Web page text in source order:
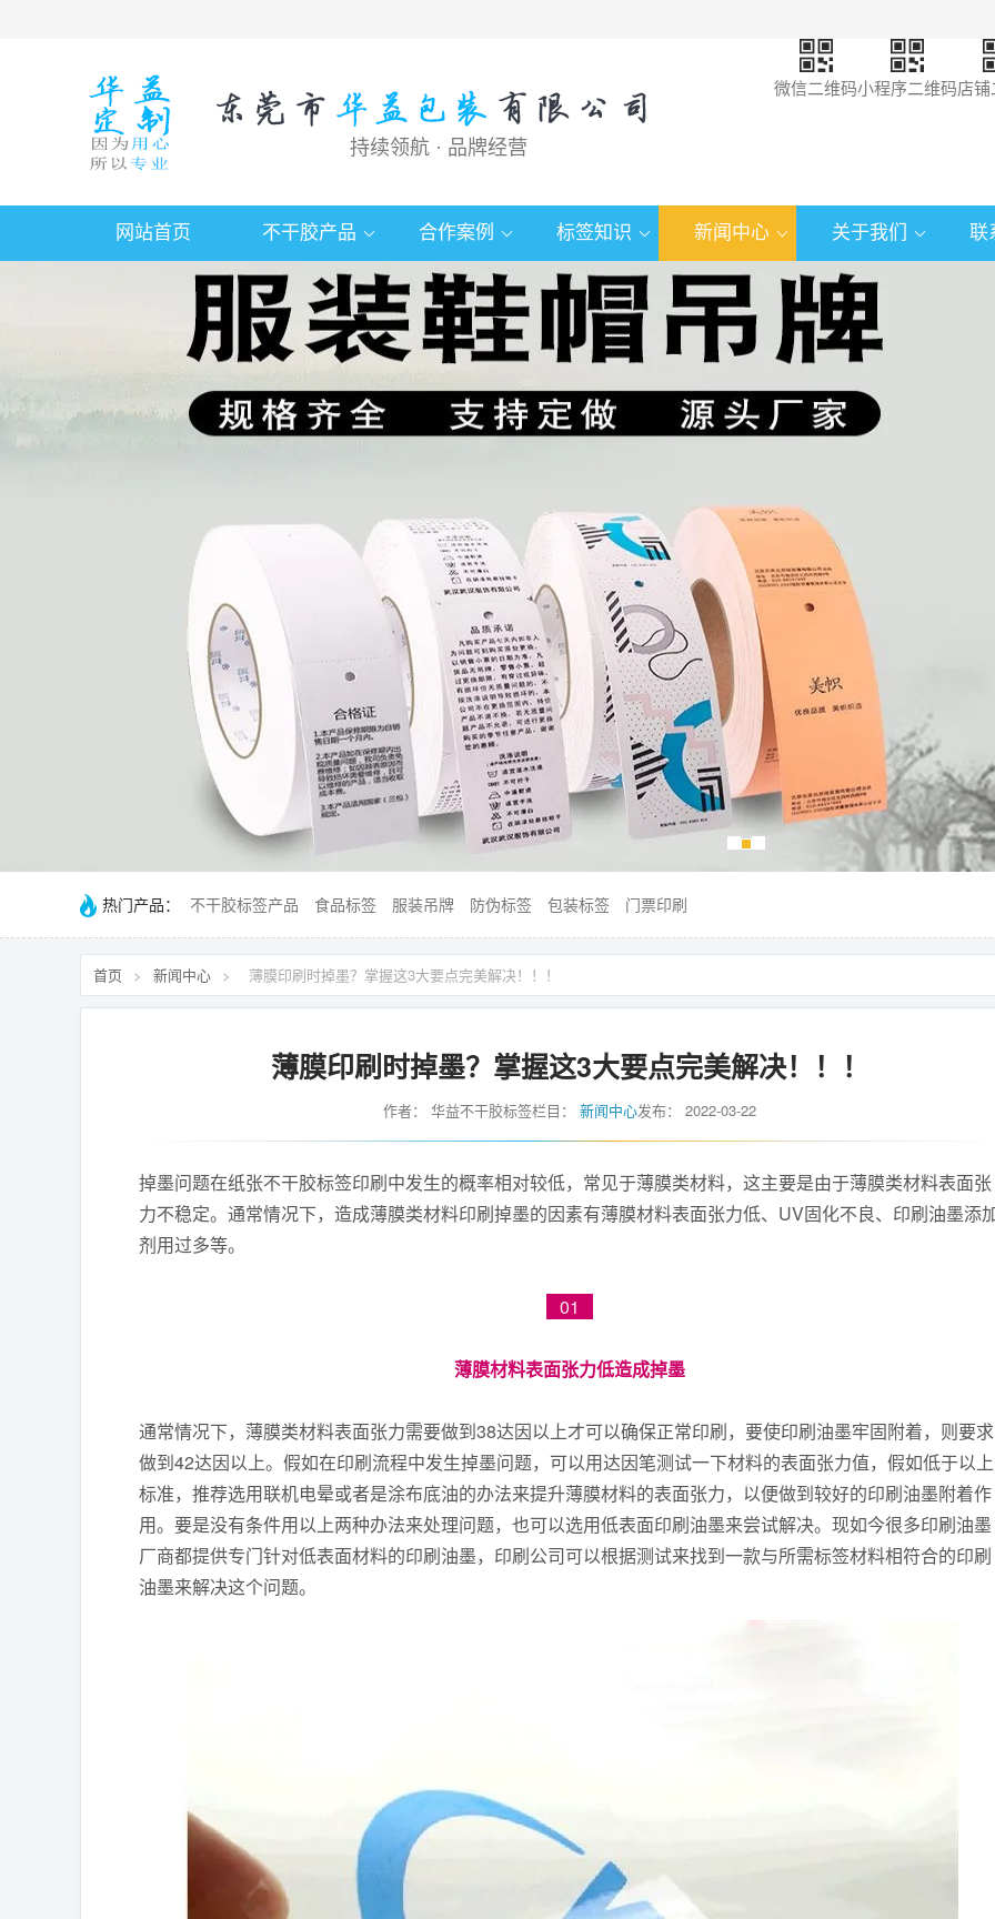
持续领航 · 品牌经营
微信二维码小程序二维码店铺
网站首页 不干胶产品 合作案例 标签知识 新闻中心 关于我们 联
热门产品： 不干胶标签产品 食品标签 服装吊牌 防伪标签 包装标签 门票印刷
首页 > 新闻中心 > 薄膜印刷时掉墨？掌握这3大要点完美解决！！！
薄膜印刷时掉墨？掌握这3大要点完美解决！！！
作者： 华益不干胶标签栏目： 新闻中心发布： 2022-03-22
掉墨问题在纸张不干胶标签印刷中发生的概率相对较低，常见于薄膜类材料，这主要是由于薄膜类材料表面张
力不稳定。通常情况下，造成薄膜类材料印刷掉墨的因素有薄膜材料表面张力低、UV固化不良、印刷油墨添
剂用过多等。
01
薄膜材料表面张力低造成掉墨
通常情况下，薄膜类材料表面张力需要做到38达因以上才可以确保正常印刷，要使印刷油墨牢固附着，则要求
做到42达因以上。假如在印刷流程中发生掉墨问题，可以用达因笔测试一下材料的表面张力值，假如低于以上
标准，推荐选用联机电晕或者是涂布底油的办法来提升薄膜材料的表面张力，以便做到较好的印刷油墨附着作
用。要是没有条件用以上两种办法来处理问题，也可以选用低表面印刷油墨来尝试解决。现如今很多印刷油墨
厂商都提供专门针对低表面材料的印刷油墨，印刷公司可以根据测试来找到一款与所需标签材料相符合的印刷
油墨来解决这个问题。